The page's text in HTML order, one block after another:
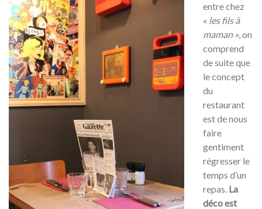
entre chez
« les fils à
maman », on
comprend
de suite que
le concept
du
restaurant
est de nous
faire
gentiment
régresser le
temps d’un
repas. La
déco est